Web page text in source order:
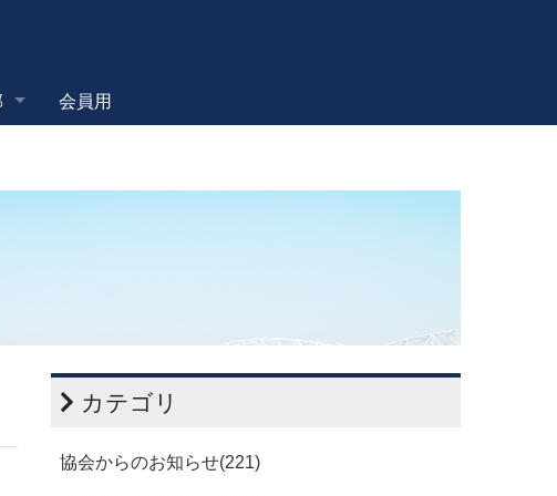
会員用
カテゴリ
協会からのお知らせ(221)